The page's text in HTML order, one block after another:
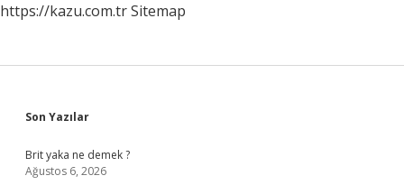
https://kazu.com.trSitemap
Sidebar
Son Yazılar
Brit yaka ne demek ?
Ağustos 6, 2026